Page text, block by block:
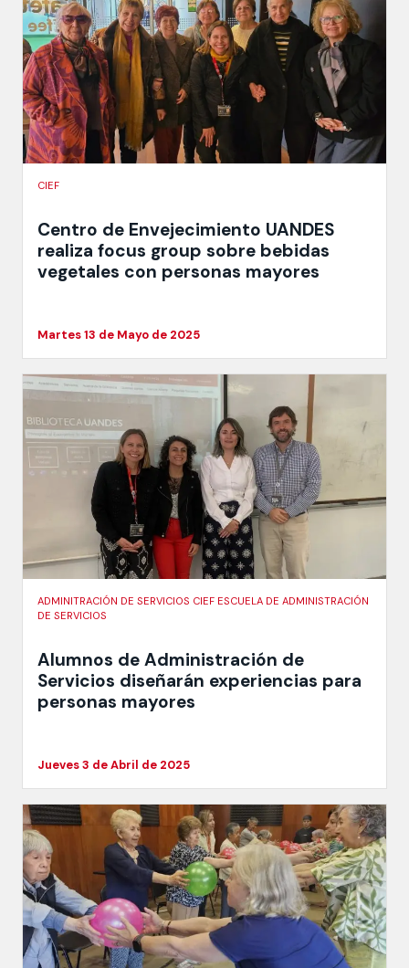
CIEF
Centro de Envejecimiento UANDES
realiza focus group sobre bebidas
vegetales con personas mayores
Martes 13 de Mayo de 2025
ADMINITRACIÓN DE SERVICIOS CIEF ESCUELA DE ADMINISTRACIÓN
DE SERVICIOS
Alumnos de Administración de
Servicios diseñarán experiencias para
personas mayores
Jueves 3 de Abril de 2025